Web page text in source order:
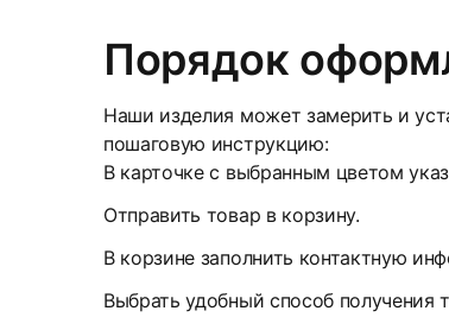
Порядок
Наши изделия может замерить и
пошаговую инструкцию:
В карточке с выбранным цветом
Отправить товар в корзину.
В корзине заполнить контактную
Выбрать удобный способ получения